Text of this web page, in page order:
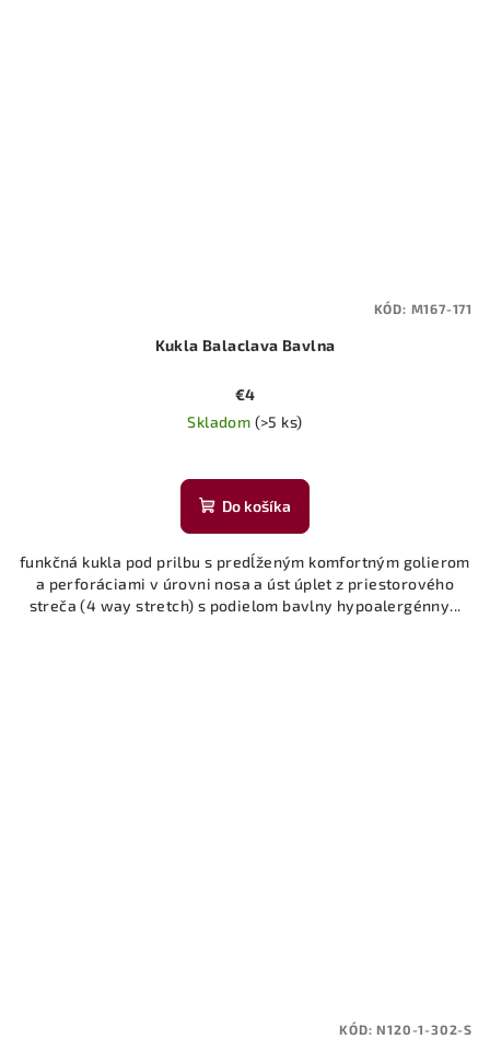
Kukla Balaclava Bavlna
€4
Skladom (>5 ks)
Do košíka
funkčná kukla pod prilbu s predĺženým komfortným golierom
a perforáciami v úrovni nosa a úst úplet z priestorového
streča (4 way stretch) s podielom bavlny hypoalergénny...
KÓD: M167-171
KÓD:N120-1-302-S